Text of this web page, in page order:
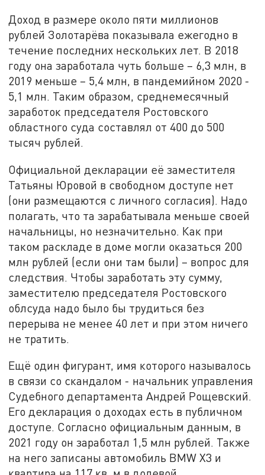
Доход в размере около пяти миллионов
рублей Золотарёва показывала ежегодно в
течение последних нескольких лет. В 2018
году она заработала чуть больше – 6,3 млн, в
2019 меньше – 5,4 млн, в пандемийном 2020 -
5,1 млн. Таким образом, среднемесячный
заработок председателя Ростовского
областного суда составлял от 400 до 500
тысяч рублей.
Официальной декларации её заместителя
Татьяны Юровой в свободном доступе нет
(они размещаются с личного согласия). Надо
полагать, что та зарабатывала меньше своей
начальницы, но незначительно. Как при
таком раскладе в доме могли оказаться 200
млн рублей (если они там были) – вопрос для
следствия. Чтобы заработать эту сумму,
заместителю председателя Ростовского
облсуда надо было бы трудиться без
перерыва не менее 40 лет и при этом ничего
не тратить.
Ещё один фигурант, имя которого называлось
в связи со скандалом - начальник управления
Судебного департамента Андрей Рощевский.
Его декларация о доходах есть в публичном
доступе. Согласно официальным данным, в
2021 году он заработал 1,5 млн рублей. Также
на него записаны автомобиль BMW X3 и